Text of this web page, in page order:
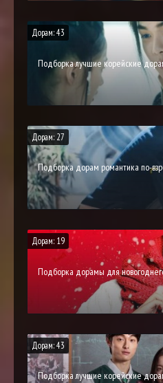
Дорам: 43
Подборка лучшие корейские
Дорам: 27
Подборка дорам романтика по-
Дорам: 19
Подборка дорамы для
Дорам: 43
Подборка лучшие корейские